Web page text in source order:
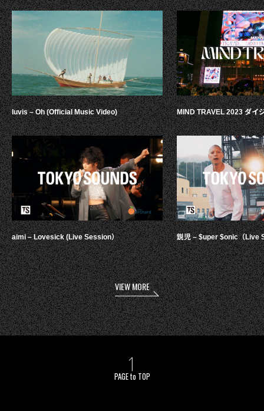
luvis – Oh (Official Music Video)
aimi – Lovesick (Live Session）
MIND TRAVEL 2023 ダイ
鋭児 – $uper $onic（Live
VIEW MORE
PAGE to TOP